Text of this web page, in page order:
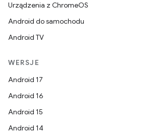
Urządzenia z ChromeOS
Android do samochodu
Android TV
WERSJE
Android 17
Android 16
Android 15
Android 14